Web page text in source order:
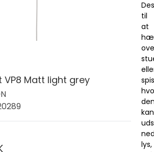
VP8 Matt light grey
til
at
kan
lys,